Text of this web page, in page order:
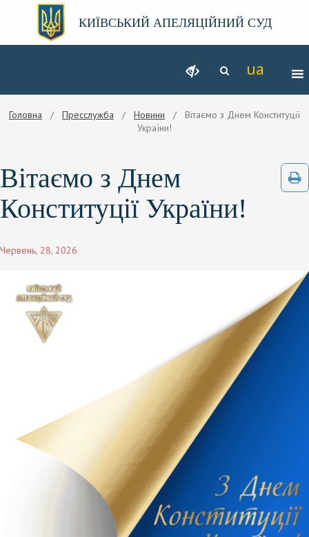
КИЇВСЬКИЙ АПЕЛЯЦІЙНИЙ СУД
Головна / Пресслужба / Новини / Вітаємо з Днем Конституції
України!
Вітаємо з Днем
Конституції України!
Червень, 28, 2026